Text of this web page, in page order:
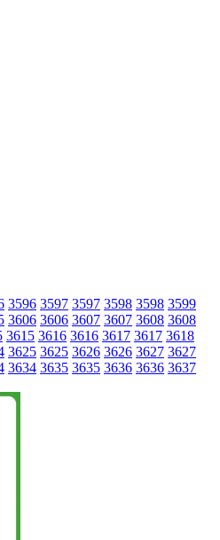
3596 3597 3597 3598 3598 3599
3606 3606 3607 3607 3608 3608
3615 3616 3616 3617 3617 3618
3625 3625 3626 3626 3627 3627
3634 3635 3635 3636 3636 3637